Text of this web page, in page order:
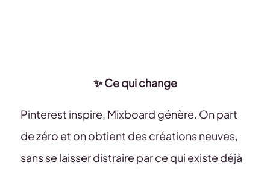
✨ Ce qui change
Pinterest inspire, Mixboard génère. On part
de zéro et on obtient des créations neuves,
sans se laisser distraire par ce qui existe déjà